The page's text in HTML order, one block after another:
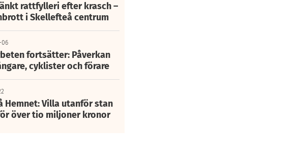
rattfylleri efter krasch –
i Skellefteå centrum
06
fortsätter: Påverkan
cyklister och förare
Hemnet: Villa utanför stan
över tio miljoner kronor